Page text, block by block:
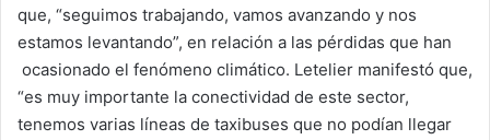
que, “seguimos trabajando, vamos avanzando y nos
estamos levantando”, en relación a las pérdidas que han
ocasionado el fenómeno climático. Letelier manifestó que,
“es muy importante la conectividad de este sector,
tenemos varias líneas de taxibuses que no podían llegar